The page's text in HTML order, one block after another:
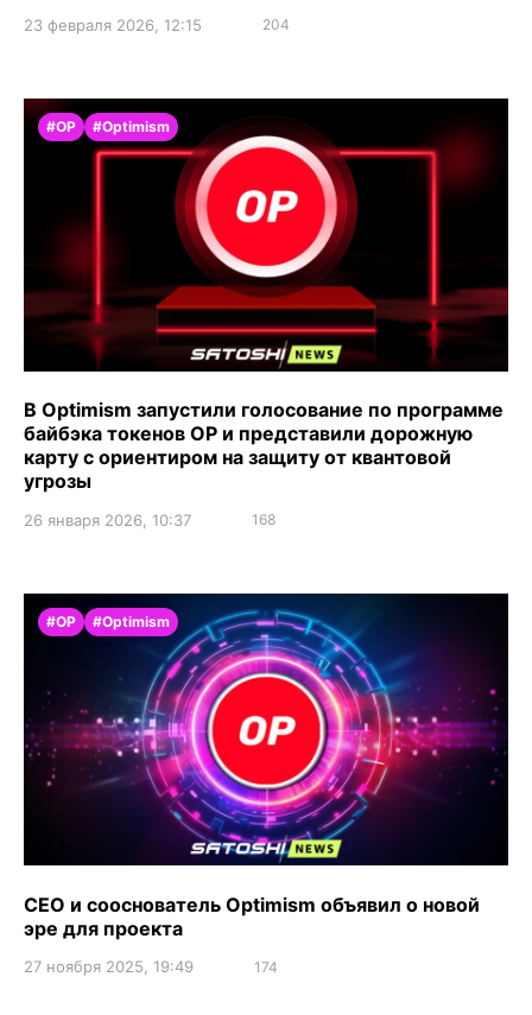
23 февраля 2026, 12:15 204
#OP #Optimism
В Optimism запустили голосование по программе
байбэка токенов OP и представили дорожную
карту с ориентиром на защиту от квантовой
угрозы
26 января 2026, 10:37 168
#OP #Optimism
CEO и сооснователь Optimism объявил о новой
эре для проекта
27 ноября 2025, 19:49 174